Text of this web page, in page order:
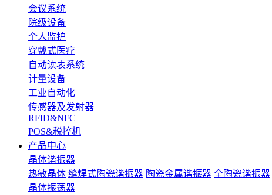
会议系统
院级设备
个人监护
穿戴式医疗
自动读表系统
计量设备
工业自动化
传感器及发射器
RFID&NFC
POS&税控机
产品中心
晶体谐振器
热敏晶体 缝焊式陶瓷谐振器 陶瓷金属谐振器 全陶瓷谐振器
晶体振荡器